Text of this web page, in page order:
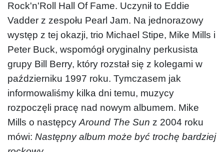
Rock'n'Roll Hall Of Fame. Uczynił to Eddie
Vadder z zespołu Pearl Jam. Na jednorazowy
występ z tej okazji, trio Michael Stipe, Mike Mills i
Peter Buck, wspomógł oryginalny perkusista
grupy Bill Berry, który rozstał się z kolegami w
październiku 1997 roku. Tymczasem jak
informowaliśmy kilka dni temu, muzycy
rozpoczęli pracę nad nowym albumem. Mike
Mills o następcy Around The Sun z 2004 roku
mówi: Następny album może być trochę bardziej